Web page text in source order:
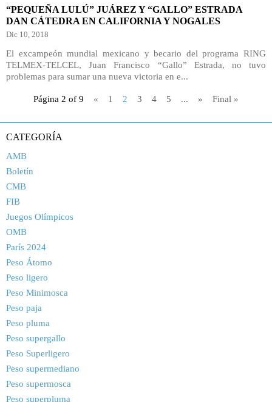
“PEQUEÑA LULÚ” JUÁREZ Y “GALLO” ESTRADA
DAN CÁTEDRA EN CALIFORNIA Y NOGALES
Dic 10, 2018
El excampeón mundial mexicano y becario del programa RING
TELMEX-TELCEL, Juan Francisco “Gallo” Estrada, no tuvo
problemas para sumar una nueva victoria en e...
Página 2 of 9 « 1 2 3 4 5 ... » Final »
CATEGORÍA
AMB
Boletín
CMB
FIB
Juegos Olímpicos
OMB
París 2024
Peso Átomo
Peso ligero
Peso Minimosca
Peso paja
Peso pluma
Peso supergallo
Peso Superligero
Peso supermediano
Peso supermosca
Peso superpluma